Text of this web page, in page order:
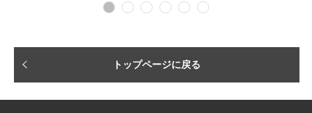
トップページに戻る